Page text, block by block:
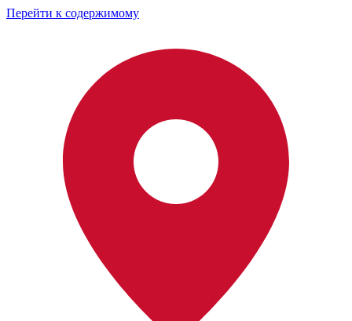
Перейти к содержимому